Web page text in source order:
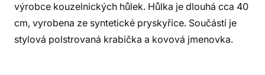
výrobce kouzelnických hůlek. Hůlka je dlouhá cca 40
cm, vyrobena ze syntetické pryskyřice. Součástí je
stylová polstrovaná krabička a kovová jmenovka.